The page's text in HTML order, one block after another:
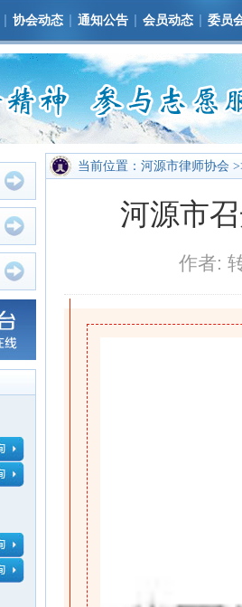
| 协会动态 | 通知公告 | 会员动态 | 委员
当前位置：河源市律师协会
河源市
作者: